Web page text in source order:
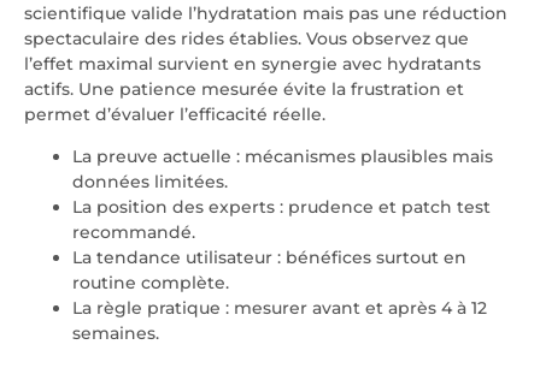
scientifique valide l’hydratation mais pas une réduction
spectaculaire des rides établies. Vous observez que
l’effet maximal survient en synergie avec hydratants
actifs. Une patience mesurée évite la frustration et
permet d’évaluer l’efficacité réelle.
La preuve actuelle : mécanismes plausibles mais
données limitées.
La position des experts : prudence et patch test
recommandé.
La tendance utilisateur : bénéfices surtout en
routine complète.
La règle pratique : mesurer avant et après 4 à 12
semaines.